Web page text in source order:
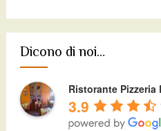
Dicono di noi…
Ristorante Pizzeria
3.9